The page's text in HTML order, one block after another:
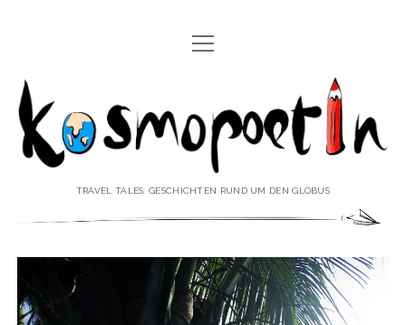
REISEREPORTAGEN
REISEPOESIE
REISEKOLUMNEN
REISEVIDEOS
REISESPECIALS
Menü
öffnen
Kosmopoetin
TRAVEL TALES: GESCHICHTEN RUND UM DEN GLOBUS